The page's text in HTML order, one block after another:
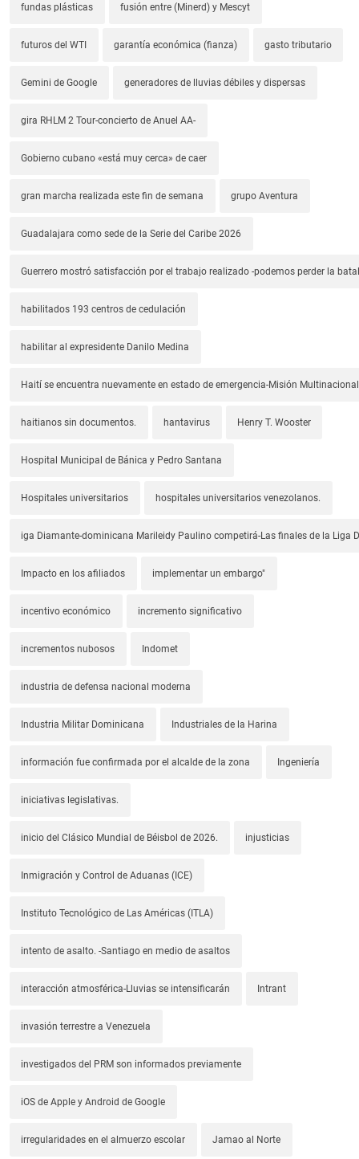
fundas plásticas fusión entre (Minerd) y Mescyt
futuros del WTI garantía económica (fianza) gasto tributario
Gemini de Google generadores de lluvias débiles y dispersas
gira RHLM 2 Tour-concierto de Anuel AA-
Gobierno cubano «está muy cerca» de caer
gran marcha realizada este fin de semana grupo Aventura
Guadalajara como sede de la Serie del Caribe 2026
Guerrero mostró satisfacción por el trabajo realizado -podemos perder la
habilitados 193 centros de cedulación
habilitar al expresidente Danilo Medina
Haití se encuentra nuevamente en estado de emergencia-Misión
haitianos sin documentos. hantavirus Henry T. Wooster
Hospital Municipal de Bánica y Pedro Santana
Hospitales universitarios hospitales universitarios venezolanos.
iga Diamante-dominicana Marileidy Paulino competirá-Las finales de la Liga
Impacto en los afiliados implementar un embargo"
incentivo económico incremento significativo
incrementos nubosos Indomet
industria de defensa nacional moderna
Industria Militar Dominicana Industriales de la Harina
información fue confirmada por el alcalde de la zona Ingeniería
iniciativas legislativas.
inicio del Clásico Mundial de Béisbol de 2026. injusticias
Inmigración y Control de Aduanas (ICE)
Instituto Tecnológico de Las Américas (ITLA)
intento de asalto. -Santiago en medio de asaltos
interacción atmosférica-Lluvias se intensificarán Intrant
invasión terrestre a Venezuela
investigados del PRM son informados previamente
iOS de Apple y Android de Google
irregularidades en el almuerzo escolar Jamao al Norte